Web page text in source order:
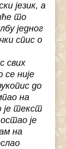
језик, а
то
једног
спис о
свих
није
до
на
је текст
је
на